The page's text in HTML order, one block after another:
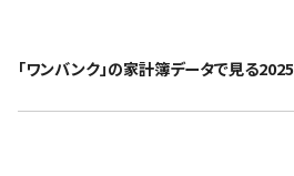
「ワンバンク」の家計簿データで見る